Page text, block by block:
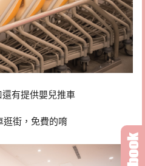
還有提供嬰兒推車
逛街，免費的唷